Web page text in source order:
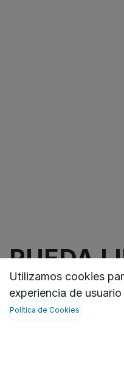
RUEDA
FRENO
Utilizamos cookies
experiencia de
Política de Cookies